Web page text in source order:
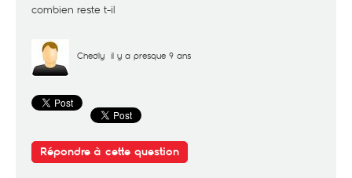
combien reste t-il
Chedly il y a presque 9 ans
Répondre à cette question